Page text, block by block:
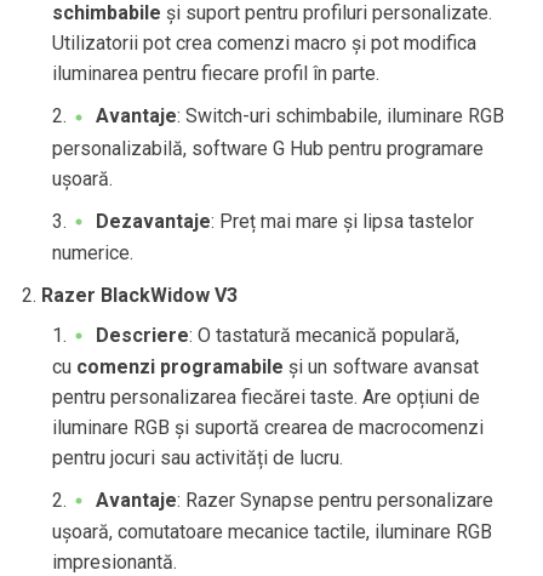
schimbabile și suport pentru profiluri personalizate.
Utilizatorii pot crea comenzi macro și pot modifica
iluminarea pentru fiecare profil în parte.
Avantaje: Switch-uri schimbabile, iluminare RGB
personalizabilă, software G Hub pentru programare
ușoară.
Dezavantaje: Preț mai mare și lipsa tastelor
numerice.
Razer BlackWidow V3
Descriere: O tastatură mecanică populară,
cu comenzi programabile și un software avansat
pentru personalizarea fiecărei taste. Are opțiuni de
iluminare RGB și suportă crearea de macrocomenzi
pentru jocuri sau activități de lucru.
Avantaje: Razer Synapse pentru personalizare
ușoară, comutatoare mecanice tactile, iluminare RGB
impresionantă.